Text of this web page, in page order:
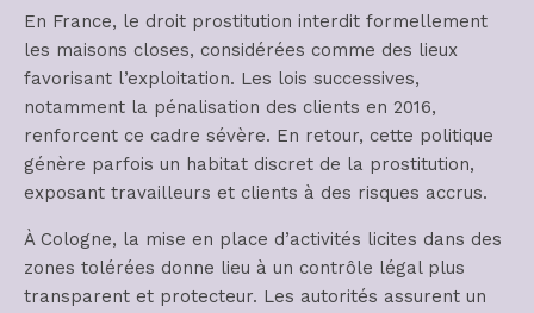
En France, le droit prostitution interdit formellement
les maisons closes, considérées comme des lieux
favorisant l’exploitation. Les lois successives,
notamment la pénalisation des clients en 2016,
renforcent ce cadre sévère. En retour, cette politique
génère parfois un habitat discret de la prostitution,
exposant travailleurs et clients à des risques accrus.
À Cologne, la mise en place d’activités licites dans des
zones tolérées donne lieu à un contrôle légal plus
transparent et protecteur. Les autorités assurent un